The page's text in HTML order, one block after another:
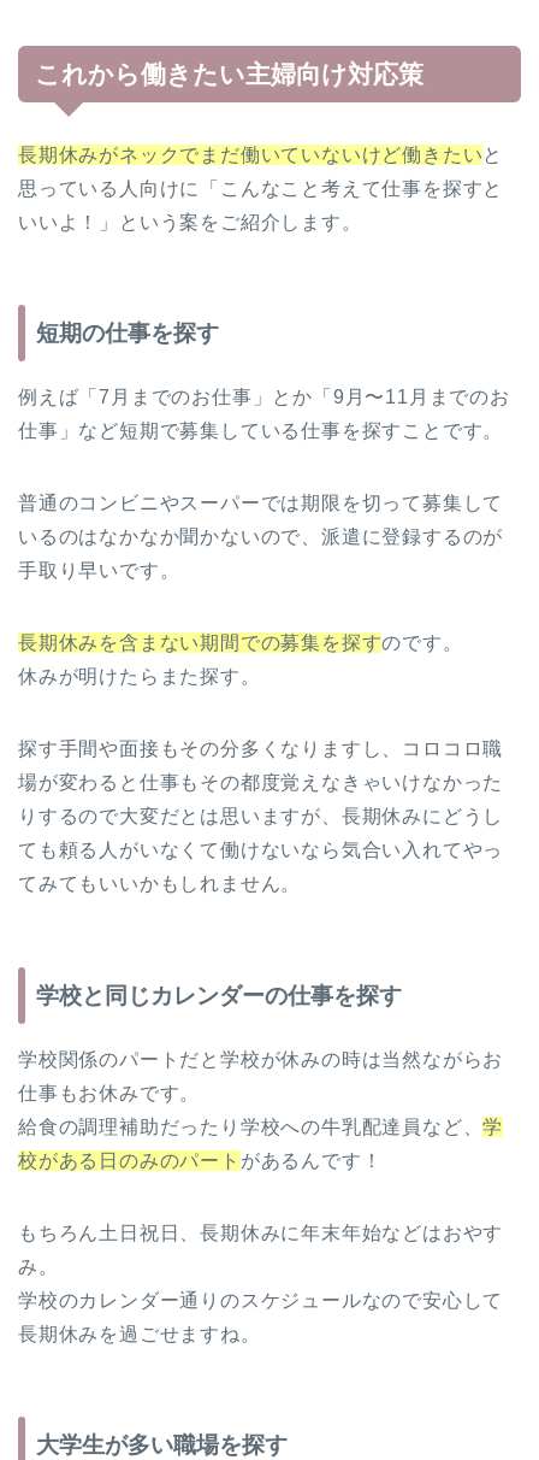
これから働きたい主婦向け対応策
長期休みがネックでまだ働いていないけど働きたい と
思っている人向けに「こんなこと考えて仕事を探すと
いいよ！」という案をご紹介します。
短期の仕事を探す
例えば「7月までのお仕事」とか「9月〜11月までのお
仕事」など短期で募集している仕事を探すことです。
普通のコンビニやスーパーでは期限を切って募集して
いるのはなかなか聞かないので、派遣に登録するのが
手取り早いです。
長期休みを含まない期間での募集を探すのです。
休みが明けたらまた探す。
探す手間や面接もその分多くなりますし、コロコロ職
場が変わると仕事もその都度覚えなきゃいけなかった
りするので大変だとは思いますが、長期休みにどうし
ても頼る人がいなくて働けないなら気合い入れてやっ
てみてもいいかもしれません。
学校と同じカレンダーの仕事を探す
学校関係のパートだと学校が休みの時は当然ながらお
仕事もお休みです。
給食の調理補助だったり学校への牛乳配達員など、学
校がある日のみのパート があるんです！
もちろん土日祝日、長期休みに年末年始などはおやす
み。
学校のカレンダー通りのスケジュールなので安心して
長期休みを過ごせますね。
大学生が多い職場を探す